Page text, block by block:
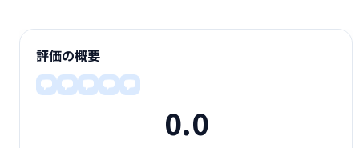
評価の概要
0.0